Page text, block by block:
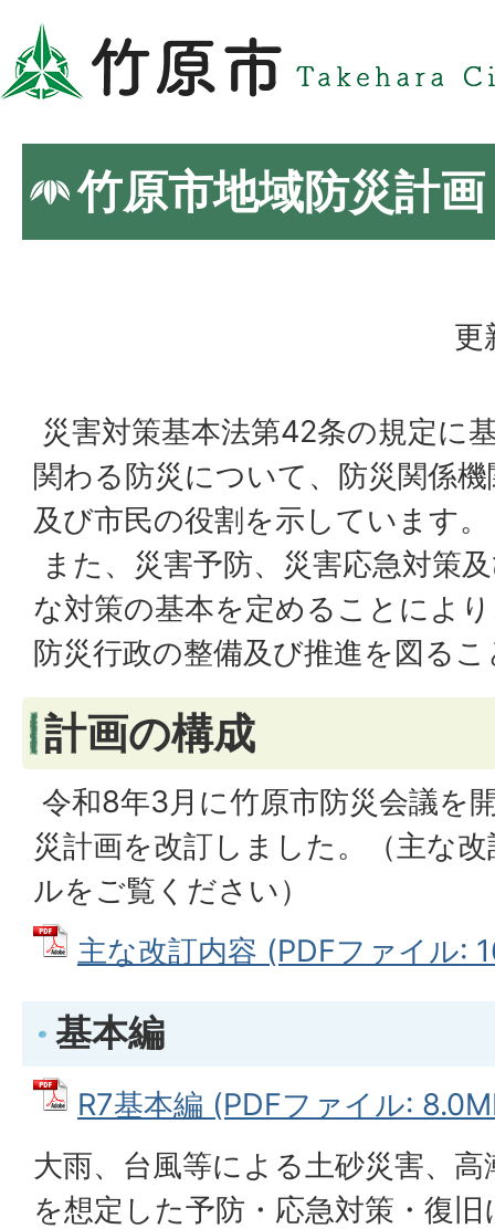
竹原市地域防災計画
更
災害対策基本法第42条の規定に
関わる防災について、防災関係
及び市民の役割を示しています。
また、災害予防、災害応急対策
な対策の基本を定めることによ
防災行政の整備及び推進を図る
計画の構成
令和8年3月に竹原市防災会議を
災計画を改訂しました。（主な
ルをご覧ください）
主な改訂内容 (PDFファイル:
基本編
R7基本編 (PDFファイル:
大雨、台風等による土砂災害、
を想定した予防・応急対策・復